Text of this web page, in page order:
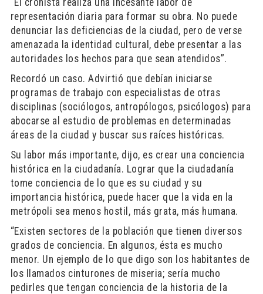
“El cronista realiza una incesante labor de
representación diaria para formar su obra. No puede
denunciar las deficiencias de la ciudad, pero de verse
amenazada la identidad cultural, debe presentar a las
autoridades los hechos para que sean atendidos”.
Recordó un caso. Advirtió que debían iniciarse
programas de trabajo con especialistas de otras
disciplinas (sociólogos, antropólogos, psicólogos) para
abocarse al estudio de problemas en determinadas
áreas de la ciudad y buscar sus raíces históricas.
Su labor más importante, dijo, es crear una conciencia
histórica en la ciudadanía. Lograr que la ciudadanía
tome conciencia de lo que es su ciudad y su
importancia histórica, puede hacer que la vida en la
metrópoli sea menos hostil, más grata, más humana.
“Existen sectores de la población que tienen diversos
grados de conciencia. En algunos, ésta es mucho
menor. Un ejemplo de lo que digo son los habitantes de
los llamados cinturones de miseria; sería mucho
pedirles que tengan conciencia de la historia de la